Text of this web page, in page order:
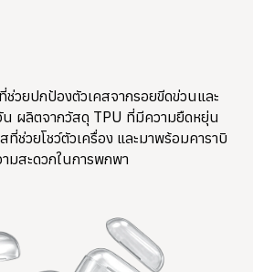
ช่วยปกป้องตัวเคสจากรอยขีดข่วนและ
น ผลิตจากวัสดุ TPU ที่มีความยืดหยุ่น
ช่วยโชว์ตัวเครื่อง และมาพร้อมคาราบิ
มสะดวกในการพกพา